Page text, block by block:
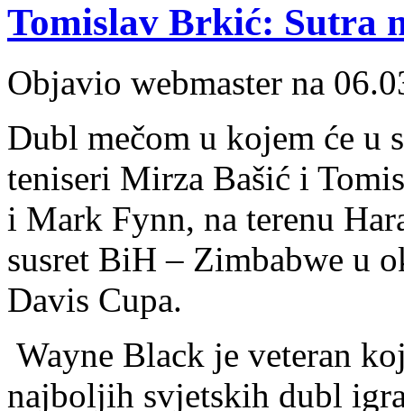
Tomislav Brkić: Sutra
Objavio webmaster na
Dubl mečom u kojem će u
teniseri Mirza Bašić i
i Mark Fynn, na terenu
susret BiH – Zimbabwe u
Davis Cupa.
Wayne Black je veteran
najboljih svjetskih dubl